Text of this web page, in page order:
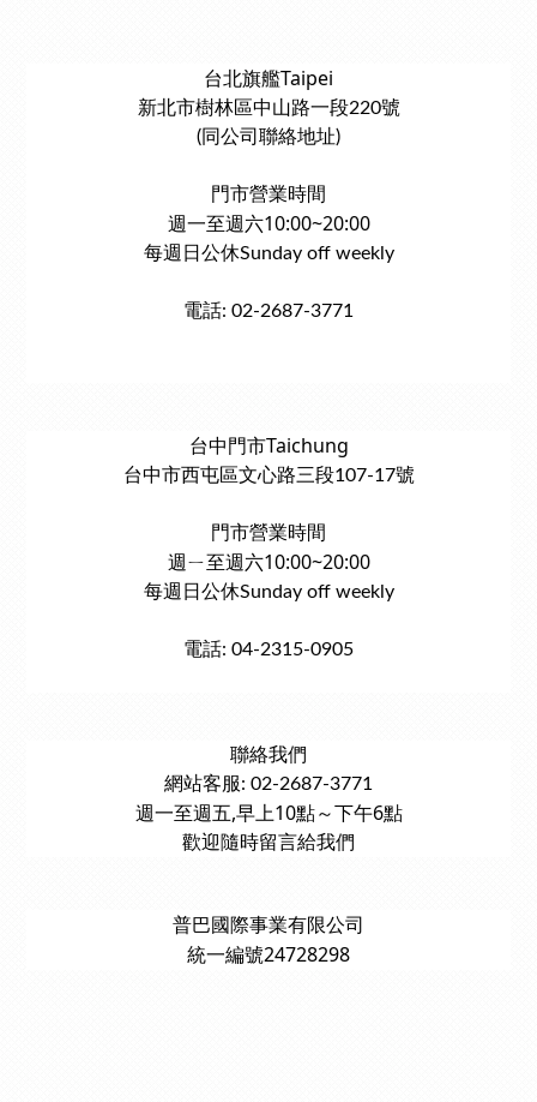
台北旗艦Taipei
新北市樹林區中山路一段220號
(同公司聯絡地址)
門市營業時間
週一至週六10:00~20:00
每週日公休Sunday off weekly
電話: 02-2687-3771
台中門市Taichung
台中市西屯區文心路三段107-17號
門市營業時間
週ㄧ至週六10:00~20:00
每週日公休Sunday off weekly
電話: 04-2315-0905
聯絡我們
網站客服: 02-2687-3771
週一至週五,早上10點～下午6點
歡迎隨時留言給我們
普巴國際事業有限公司
統一編號24728298